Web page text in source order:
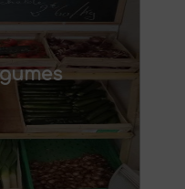
Achetez des
Saulve
saison,
la différence :
de
à la ferme ou